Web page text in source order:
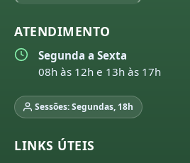
ATENDIMENTO
Segunda a Sexta
08h às 12h e 13h às 17h
Sessões: Segundas, 18h
LINKS ÚTEIS